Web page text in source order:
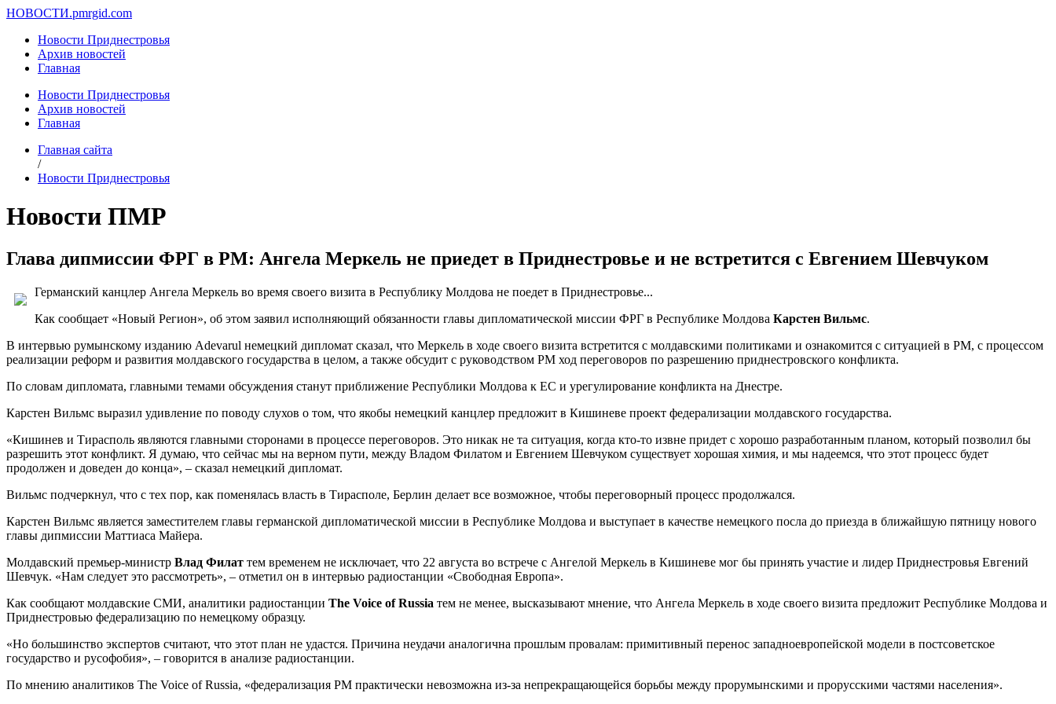
НОВОСТИ.pmrgid.com
Новости Приднестровья
Архив новостей
Главная
Новости Приднестровья
Архив новостей
Главная
Главная сайта
/
Новости Приднестровья
Новости ПМР
Глава дипмиссии ФРГ в РМ: Ангела Меркель не приедет в Приднестровье и не встретится с Евгением Шевчуком
Германский канцлер Ангела Меркель во время своего визита в Республику Молдова не поедет в Приднестровье...
Как сообщает «Новый Регион», об этом заявил исполняющий обязанности главы дипломатической миссии ФРГ в Республике Молдова Карстен Вильмс.
В интервью румынскому изданию Adevarul немецкий дипломат сказал, что Меркель в ходе своего визита встретится с молдавскими политиками и ознакомится с ситуацией в РМ, с процессом
реализации реформ и развития молдавского государства в целом, а также обсудит с руководством РМ ход переговоров по разрешению приднестровского конфликта.
По словам дипломата, главными темами обсуждения станут приближение Республики Молдова к ЕС и урегулирование конфликта на Днестре.
Карстен Вильмс выразил удивление по поводу слухов о том, что якобы немецкий канцлер предложит в Кишиневе проект федерализации молдавского государства.
«Кишинев и Тирасполь являются главными сторонами в процессе переговоров. Это никак не та ситуация, когда кто-то извне придет с хорошо разработанным планом, который позволил бы
разрешить этот конфликт. Я думаю, что сейчас мы на верном пути, между Владом Филатом и Евгением Шевчуком существует хорошая химия, и мы надеемся, что этот процесс будет
продолжен и доведен до конца», – сказал немецкий дипломат.
Вильмс подчеркнул, что с тех пор, как поменялась власть в Тирасполе, Берлин делает все возможное, чтобы переговорный процесс продолжался.
Карстен Вильмс является заместителем главы германской дипломатической миссии в Республике Молдова и выступает в качестве немецкого посла до приезда в ближайшую пятницу нового
главы дипмиссии Маттиаса Майера.
Молдавский премьер-министр Влад Филат тем временем не исключает, что 22 августа во встрече с Ангелой Меркель в Кишиневе мог бы принять участие и лидер Приднестровья Евгений
Шевчук. «Нам следует это рассмотреть», – отметил он в интервью радиостанции «Свободная Европа».
Как сообщают молдавские СМИ, аналитики радиостанции The Voice of Russia тем не менее, высказывают мнение, что Ангела Меркель в ходе своего визита предложит Республике Молдова и
Приднестровью федерализацию по немецкому образцу.
«Но большинство экспертов считают, что этот план не удастся. Причина неудачи аналогична прошлым провалам: примитивный перенос западноевропейской модели в постсоветское
государство и русофобия», – говорится в анализе радиостанции.
По мнению аналитиков The Voice of Russia, «федерализация РМ практически невозможна из-за непрекращающейся борьбы между прорумынскими и прорусскими частями населения».